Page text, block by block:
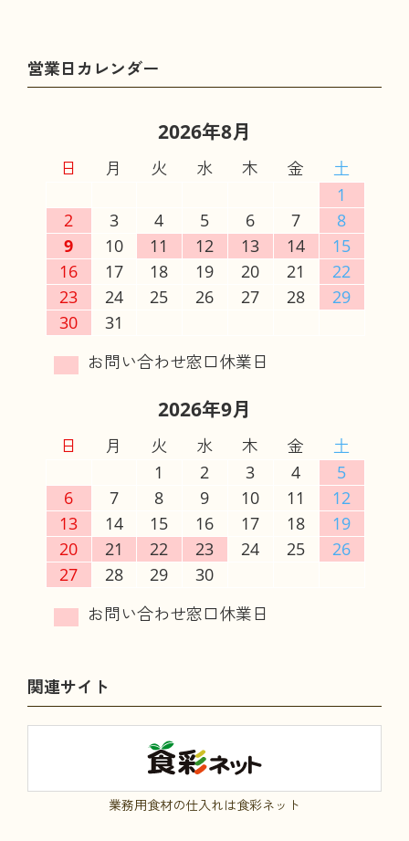
2026年8月
日 月 火 水 木 金
土
1
2
3 4 5 6 7
8
9
10 11 12 13 14
15
16
17 18 19 20 21
22
23
24 25 26 27 28
29
30
31
2026年9月
日 月 火 水 木 金
土
1
2 3 4
5
6
7 8 9 10 11
12
13
14 15 16 17 18
19
20
21 22 23 24 25
26
27
28 29 30
関連サイト
業務用食材の仕入れは食彩ネット